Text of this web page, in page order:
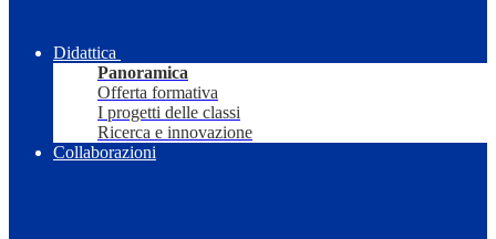
Didattica
Panoramica
Offerta formativa
I progetti delle classi
Ricerca e innovazione
Collaborazioni